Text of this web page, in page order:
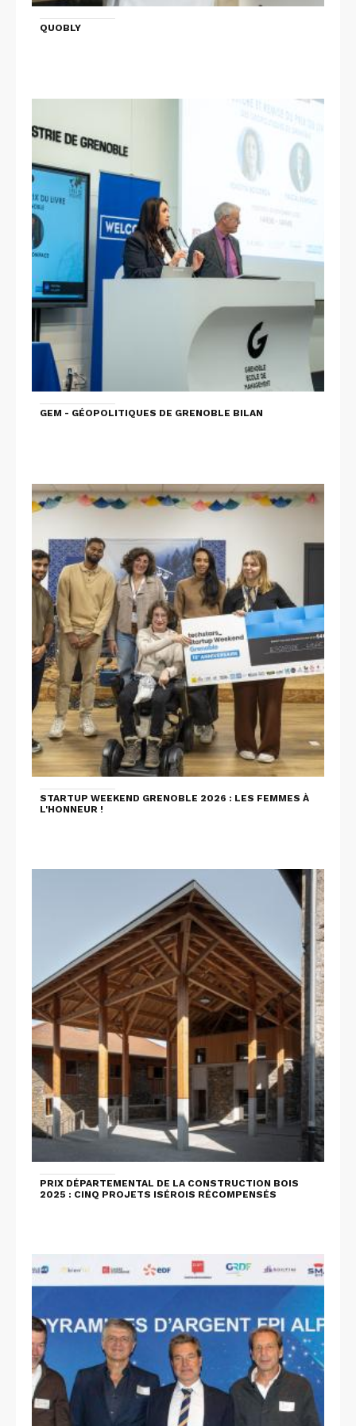
QUOBLY
GEM - GÉOPOLITIQUES DE GRENOBLE BILAN
STARTUP WEEKEND GRENOBLE 2026 : LES FEMMES À
L'HONNEUR !
PRIX DÉPARTEMENTAL DE LA CONSTRUCTION BOIS
2025 : CINQ PROJETS ISÉROIS RÉCOMPENSÉS